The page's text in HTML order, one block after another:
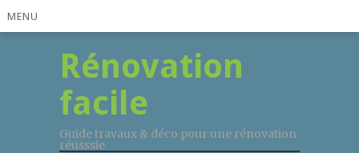
MENU
Rénovation
facile
Guide travaux & déco pour une rénovation
réusssie